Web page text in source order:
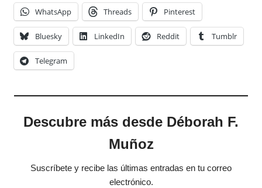
WhatsApp Threads Pinterest
Bluesky LinkedIn Reddit Tumblr
Telegram
Descubre más desde Déborah F.
Muñoz
Suscríbete y recibe las últimas entradas en tu correo
electrónico.